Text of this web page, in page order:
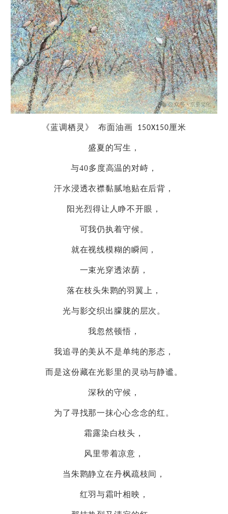
《蓝调栖灵》 布面油画 150X150厘米
盛夏的写生，
与40多度高温的对峙，
汗水浸透衣襟黏腻地贴在后背，
阳光烈得让人睁不开眼，
可我仍执着守候。
就在视线模糊的瞬间，
一束光穿透浓荫，
落在枝头朱鹮的羽翼上，
光与影交织出朦胧的层次。
我忽然顿悟，
我追寻的美从不是单纯的形态，
而是这份藏在光影里的灵动与静谧。
深秋的守候，
为了寻找那一抹心心念念的红。
霜露染白枝头，
风里带着凉意，
当朱鹮静立在丹枫疏枝间，
红羽与霜叶相映，